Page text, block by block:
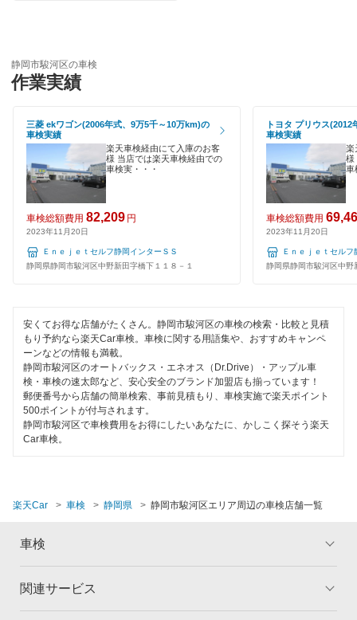
夜間受付
整備保証
1級整備士在籍
コンピューター診断
静岡市駿河区の車検
作業実績
三菱 ekワゴン(2006年式、9万5千～10万km)の
車検実績
楽天車検経由にて入庫のお客
様 当店では楽天車検経由での
車検実・・・
車検総額費用 82,209 円
2023年11月20日
Ｅｎｅｊｅｔセルフ静岡インターＳＳ
静岡県静岡市駿河区中野新田字橋下１１８－１
トヨタ プリウス
車検実績
楽
様
車
車検総額費用
2023年11月20日
Ｅｎｅｊｅｔセルフ
静岡県静岡市駿河区中野
安くてお得な店舗がたくさん。静岡市駿河区の車検の検索・比較と見積
もり予約なら楽天Car車検。車検に関する用語集や、おすすめキャンペ
ーンなどの情報も満載。
静岡市駿河区のオートバックス・エネオス（Dr.Drive）・アップル車
検・車検の速太郎など、安心安全のブランド加盟店も揃っています！
郵便番号から店舗の簡単検索、事前見積もり、車検実施で楽天ポイント
500ポイントが付与されます。
静岡市駿河区で車検費用をお得にしたいあなたに、かしこく探そう楽天
Car車検。
楽天Car 車検 静岡県 静岡市駿河区エリア周辺の車検店舗一覧
車検
トップ
関連サービス